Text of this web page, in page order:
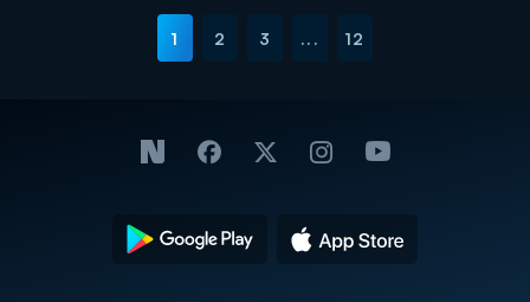
1 2 3 ... 12